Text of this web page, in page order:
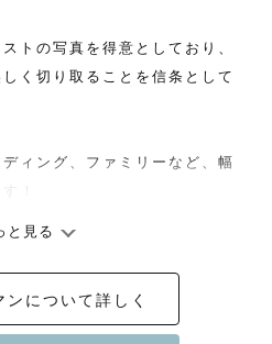
トの写真を得意としており、
く切り取ることを信条として
ィング、ファミリーなど、幅
りと進めてまいります👍
したら、気兼ねなくご相談く
と見る
ンについて詳しく